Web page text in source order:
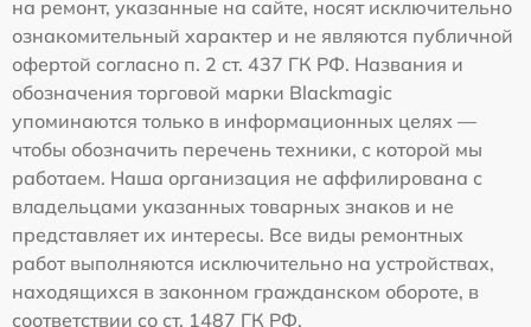
на ремонт, указанные на сайте, носят исключительно
ознакомительный характер и не являются публичной
офертой согласно п. 2 ст. 437 ГК РФ. Названия и
обозначения торговой марки Blackmagic
упоминаются только в информационных целях —
чтобы обозначить перечень техники, с которой мы
работаем. Наша организация не аффилирована с
владельцами указанных товарных знаков и не
представляет их интересы. Все виды ремонтных
работ выполняются исключительно на устройствах,
находящихся в законном гражданском обороте, в
соответствии со ст. 1487 ГК РФ.